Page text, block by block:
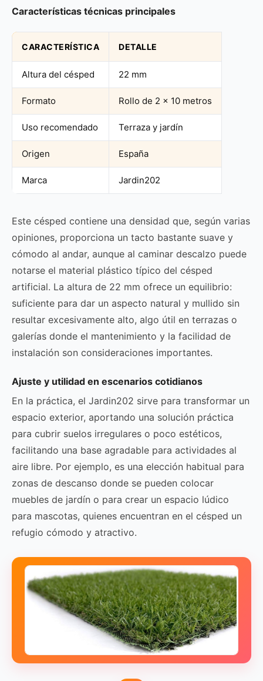
Características técnicas principales
CARACTERÍSTICA DETALLE
Altura del césped 22 mm
Formato Rollo de 2 x 10 metros
Uso recomendado Terraza y jardín
Origen España
Marca Jardin202
Este césped contiene una densidad que, según varias
opiniones, proporciona un tacto bastante suave y
cómodo al andar, aunque al caminar descalzo puede
notarse el material plástico típico del césped
artificial. La altura de 22 mm ofrece un equilibrio:
suficiente para dar un aspecto natural y mullido sin
resultar excesivamente alto, algo útil en terrazas o
galerías donde el mantenimiento y la facilidad de
instalación son consideraciones importantes.
Ajuste y utilidad en escenarios cotidianos
En la práctica, el Jardin202 sirve para transformar un
espacio exterior, aportando una solución práctica
para cubrir suelos irregulares o poco estéticos,
facilitando una base agradable para actividades al
aire libre. Por ejemplo, es una elección habitual para
zonas de descanso donde se pueden colocar
muebles de jardín o para crear un espacio lúdico
para mascotas, quienes encuentran en el césped un
refugio cómodo y atractivo.